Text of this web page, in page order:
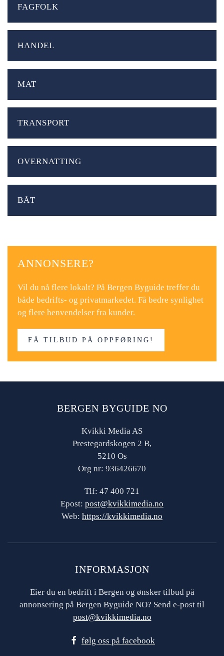
FAGFOLK
HANDEL
MAT
TRANSPORT
OVERNATTING
BÅT
ANNONSERE?
Vil du nå flere lokalt? På Bergen Byguide treffer du
både bedrifts- og privatmarkedet. Få bedre synlighet
og flere henvendelser fra kunder.
FÅ TILBUD PÅ OPPFØRING!
BERGEN BYGUIDE NO
Kvikki Media AS
Prestegardskogen 2 B,
5210 Os
Org nr: 936426670
Tlf: 47 400 721
Epost: post@kvikkimedia.no
Web: https://kvikkimedia.no
INFORMASJON
Eier du en bedrift i Bergen og ønsker tilbud på
annonsering på Bergen Byguide NO? Send e-post til
post@kvikkimedia.no
følg oss på facebook